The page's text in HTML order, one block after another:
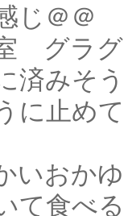
じ＠＠
グラ
済みそ
に止め
いおか
て食べ